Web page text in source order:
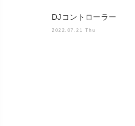
DJコントローラー
2022.07.21 Thu